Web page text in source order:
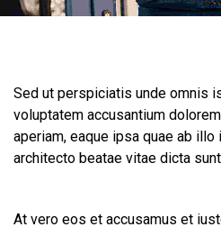
Sed ut perspiciatis unde omnis
voluptatem accusantium
aperiam, eaque ipsa quae ab
architecto beatae vitae dicta
At vero eos et accusamus et